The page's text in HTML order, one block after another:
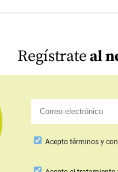
Regístrateal
Acepto términos y